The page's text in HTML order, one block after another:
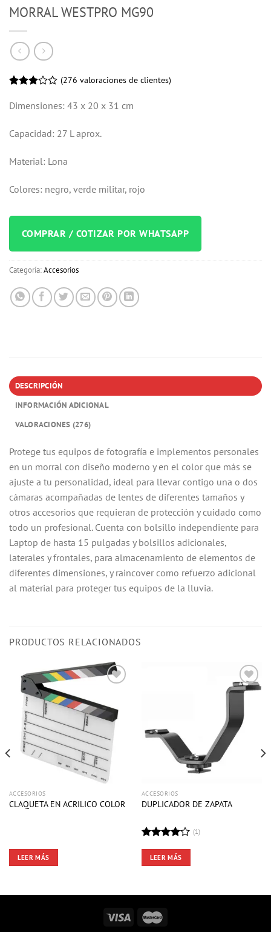
MORRAL WESTPRO MG90
3.01
basado
de
(276 valoraciones de clientes)
Dimensiones: 43 x 20 x 31 cm
Capacidad: 27 L aprox.
Material: Lona
Colores: negro, verde militar, rojo
COMPRAR / COTIZAR POR WHATSAPP
Categoría:Accesorios
DESCRIPCIÓN
INFORMACIÓN ADICIONAL
VALORACIONES (276)
Protege tus equipos de fotografía e implementos personales
en un morral con diseño moderno y en el color que más se
ajuste a tu personalidad, ideal para llevar contigo una o dos
cámaras acompañadas de lentes de diferentes tamaños y
otros accesorios que requieran de protección y cuidado como
todo un profesional. Cuenta con bolsillo independiente para
Laptop de hasta 15 pulgadas y bolsillos adicionales,
laterales y frontales, para almacenamiento de elementos de
diferentes dimensiones, y raincover como refuerzo adicional
al material para proteger tus equipos de la lluvia.
PRODUCTOS RELACIONADOS
ACCESORIOS
CLAQUETA EN ACRILICO COLOR
LEER MÁS
ACCESORIOS
DUPLICADOR DE ZAPATA
en4.00
de 5
(1)
LEER MÁS